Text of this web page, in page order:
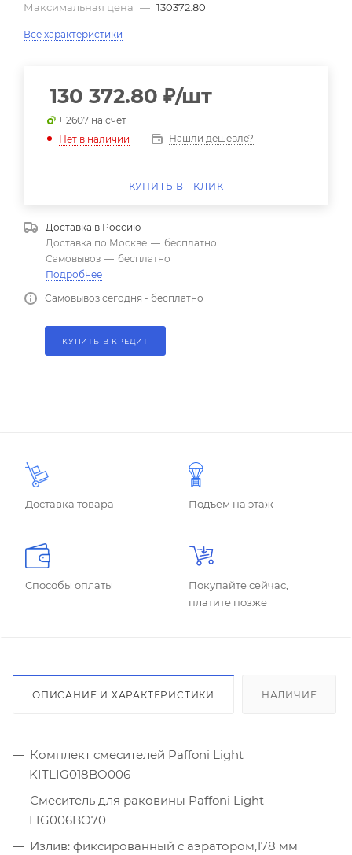
Максимальная цена — 130372.80
Все характеристики
130 372.80 ₽/шт
+ 2607 на счет
Нет в наличии
Нашли дешевле?
КУПИТЬ В 1 КЛИК
Доставка в Россию
Доставка по Москве — бесплатно
Самовывоз — бесплатно
Подробнее
Самовывоз сегодня - бесплатно
КУПИТЬ В КРЕДИТ
Доставка товара Подъем на этаж
Способы оплаты
Покупайте сейчас,
платите позже
ОПИСАНИЕ И ХАРАКТЕРИСТИКИ НАЛИЧИЕ
Комплект смесителей Paffoni Light
KITLIG018BO006
Смеситель для раковины Paffoni Light
LIG006BO70
Излив: фиксированный с аэратором,178 мм